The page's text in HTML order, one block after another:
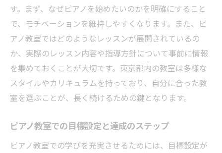
す。まず、なぜピアノを始めたいのかを明確にすること
で、モチベーションを維持しやすくなります。また、ピ
アノ教室ではどのようなレッスンが展開されているの
か、実際のレッスン内容や指導方針について事前に情報
を集めておくことが大切です。東京都内の教室は多様な
スタイルやカリキュラムを持っており、自分に合った教
室を選ぶことが、長く続けるための鍵となります。
ピアノ教室での目標設定と達成のステップ
ピアノ教室での学びを充実させるためには、目標設定が